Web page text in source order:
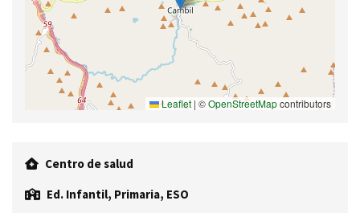
Leaflet | ©OpenStreetMapcontributors
Centro de salud
Ed. Infantil, Primaria, ESO